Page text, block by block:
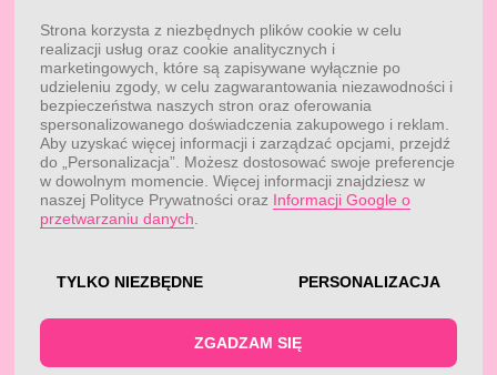
Dane do przelewu
Przepisy
Blog
Odstąp od umowy tutaj
Dobór suplementacji
Kontakt
KONTAKT
Obsługa klienta:
pon. - pt.: 7:00 - 18:00
Obsługa klienta:
reklamacje@fitwomen.pl
Strona korzysta z niezbędnych plików cookie w celu
realizacji usług oraz cookie analitycznych i
marketingowych, które są zapisywane wyłącznie po
udzieleniu zgody, w celu zagwarantowania niezawodności i
bezpieczeństwa naszych stron oraz oferowania
spersonalizowanego doświadczenia zakupowego i reklam.
Aby uzyskać więcej informacji i zarządzać opcjami, przejdź
do „Personalizacja”. Możesz dostosować swoje preferencje
w dowolnym momencie. Więcej informacji znajdziesz w
naszej Polityce Prywatności oraz Informacji Google o
przetwarzaniu danych
TYLKO NIEZBĘDNE PERSONALIZACJA
ZGADZAM SIĘ